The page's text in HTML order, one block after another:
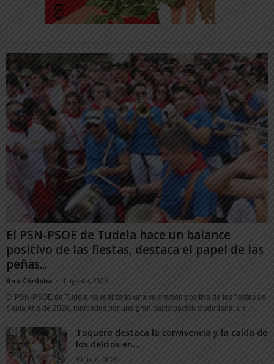
El PSN-PSOE de Tudela hace un balance
positivo de las fiestas, destaca el papel de las
peñas...
Ana Córdoba - 1 agosto, 2026
El PSN-PSOE de Tudela ha realizado una valoración positiva de las fiestas de
Santa Ana de 2026, marcadas por una gran participación ciudadana, un...
Toquero destaca la convivencia y la caída de
los delitos en...
31 julio, 2026